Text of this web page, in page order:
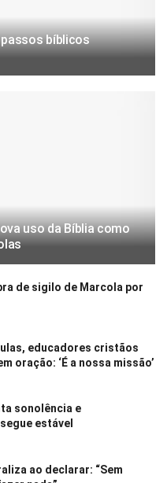
bíblicos
uso da Bíblia como
de sigilo de Marcola por
educadores cristãos
oração: ‘É a nossa missão’
sonolência e
estável
ao declarar: “Sem